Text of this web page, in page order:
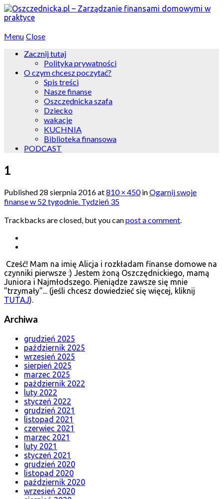
Menu Close
Zacznij tutaj
Polityka prywatności
O czym chcesz poczytać?
Spis treści
Nasze finanse
Oszczędnicka szafa
Dziecko
wakacje
KUCHNIA
Biblioteka finansowa
PODCAST
1
Published 28 sierpnia 2016at810 × 450inOgarnij swoje
finanse w 52 tygodnie. Tydzień 35
Trackbacks are closed, but you canpost a comment
Cześć! Mam na imię Alicja i rozkładam finanse domowe na
czynniki pierwsze :) Jestem żoną Oszczędnickiego, mamą
Juniora i Najmłodszego. Pieniądze zawsze się mnie
"trzymały"... (jeśli chcesz dowiedzieć się więcej, kliknij
TUTAJ).
Archiwa
grudzień 2025
październik 2025
wrzesień 2025
sierpień 2025
marzec 2025
październik 2022
luty 2022
styczeń 2022
grudzień 2021
listopad 2021
czerwiec 2021
marzec 2021
luty 2021
styczeń 2021
grudzień 2020
listopad 2020
październik 2020
wrzesień 2020